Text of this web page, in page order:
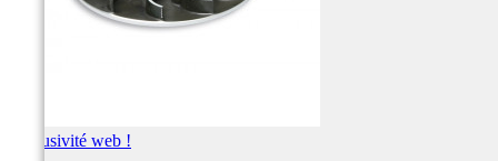
Exclusivité web !